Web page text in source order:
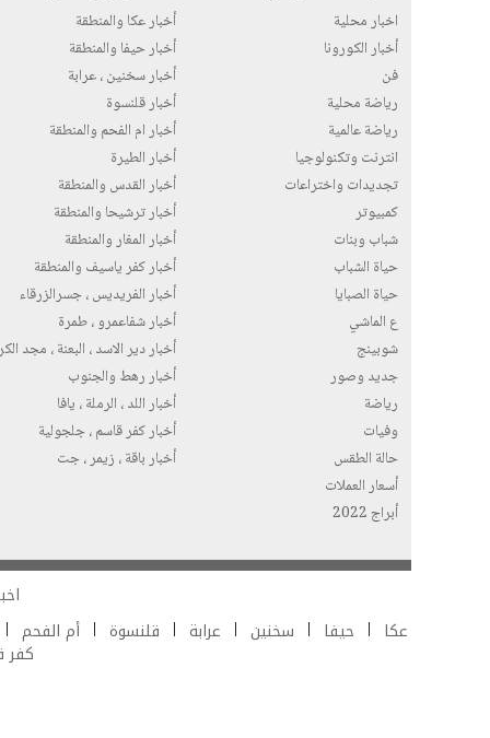
اخبار محلية
أخبار الكورونا
فن
رياضة محلية
رياضة عالمية
انترنت وتكنولوجيا
تجديدات واختراعات
كمبيوتر
شباب وبنات
حياة الشباب
حياة الصبايا
ع الماشي
شوبينج
جديد وصور
رياضة
وفيات
حالة الطقس
أسعار العملات
أبراج 2022
أخبار عكا والمنطقة
أخبار حيفا والمنطقة
أخبار سخنين ، عرابة
أخبار قلنسوة
أخبار ام الفحم والمنطقة
أخبار الطيرة
أخبار القدس والمنطقة
أخبار ترشيحا والمنطقة
أخبار المغار والمنطقة
أخبار كفر ياسيف والمنطقة
أخبار الفريديس ، جسرالزرقاء
أخبار شفاعمرو ، طمرة
أخبار دير الاسد ، البعنة ، مجد
أخبار رهط والجنوب
أخبار اللد ، الرملة ، يافا
أخبار كفر قاسم ، جلجولية
أخبار باقة ، زيمر ، جت
عكا
حيفا سخنين عرابة قلنسوة أم الفحم
كفر